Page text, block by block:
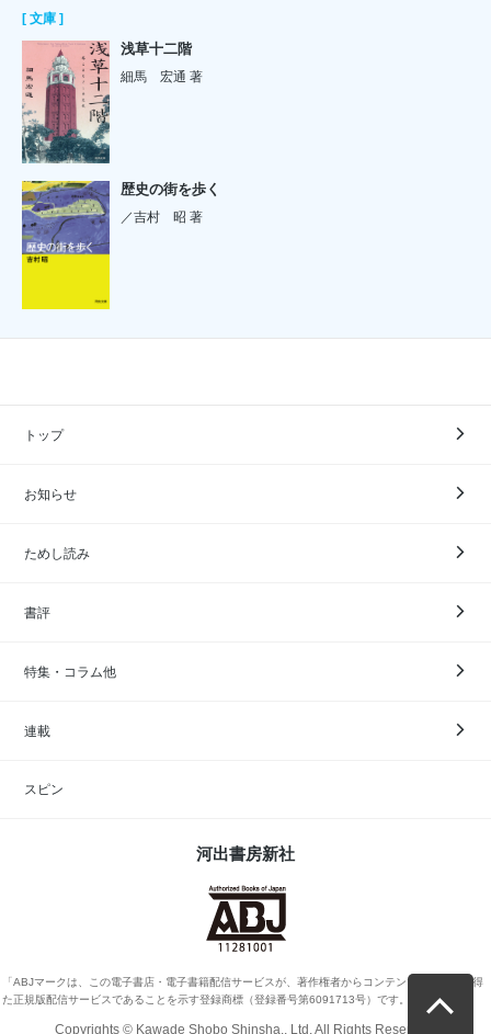
[ 文庫 ]
浅草十二階
細馬 宏通 著
歴史の街を歩く
／吉村 昭 著
トップ
お知らせ
ためし読み
書評
特集・コラム他
連載
スピン
河出書房新社
「ABJマークは、この電子書店・電子書籍配信サービスが、著作権者からコンテンツ使用許諾を得
た正規版配信サービスであることを示す登録商標（登録番号第6091713号）です。」
Copyrights © Kawade Shobo Shinsha., Ltd. All Rights Reserved.